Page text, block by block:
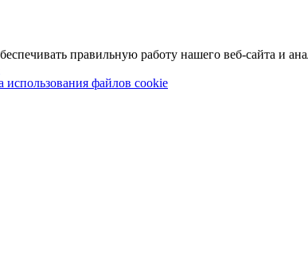
правильную работу нашего веб-сайта и
использования файлов cookie